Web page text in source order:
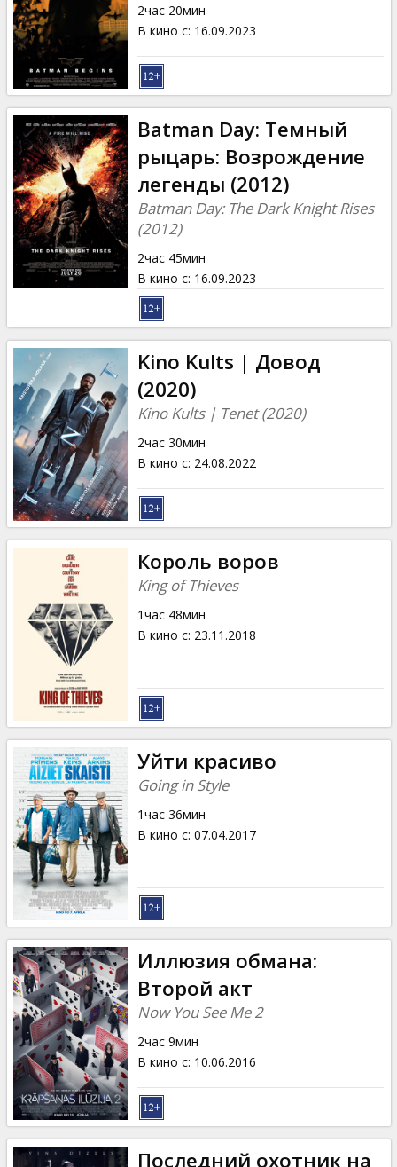
2час 20мин
В кино с: 16.09.2023
Batman Day: Темный
рыцарь: Возрождение
легенды (2012)
Batman Day: The Dark Knight Rises
(2012)
2час 45мин
В кино с: 16.09.2023
Kino Kults | Довод
(2020)
Kino Kults | Tenet (2020)
2час 30мин
В кино с: 24.08.2022
Король воров
King of Thieves
1час 48мин
В кино с: 23.11.2018
Уйти красиво
Going in Style
1час 36мин
В кино с: 07.04.2017
Иллюзия обмана:
Второй акт
Now You See Me 2
2час 9мин
В кино с: 10.06.2016
Последний охотник на